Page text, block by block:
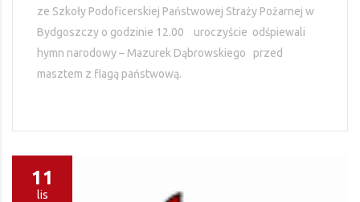
ze Szkoły Podoficerskiej Państwowej Straży Pożarnej w
Bydgoszczy o godzinie 12.00 uroczyście odśpiewali
hymn narodowy – Mazurek Dąbrowskiego przed
masztem z flagą państwową.
11
lis